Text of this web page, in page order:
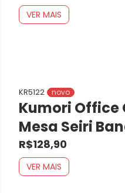
VER MAIS
KR5122 novo
Kumori Office
Mesa Seiri
R$128,90
VER MAIS